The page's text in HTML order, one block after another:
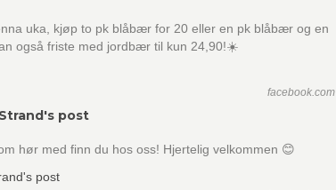
uka, kjøp to pk blåbær for 20 eller en pk blåbær og en
også friste med jordbær til kun 24,90!☀️
facebook.com
post
hør med finn du hos oss! Hjertelig velkommen 😊